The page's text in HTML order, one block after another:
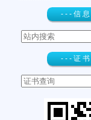
- - - 信
- - - 证